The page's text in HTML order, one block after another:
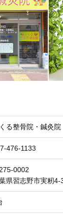
る整骨院・鍼灸院
476-1133
0002
県習志野市実籾